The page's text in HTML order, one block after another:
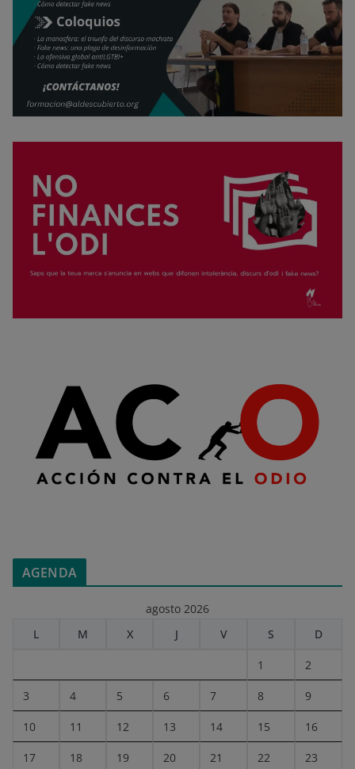
AGENDA
agosto 2026
L
M X J V S D
1 2
3 4 5 6 7 8 9
10 11 12 13 14 15 16
17 18 19 20 21 22 23